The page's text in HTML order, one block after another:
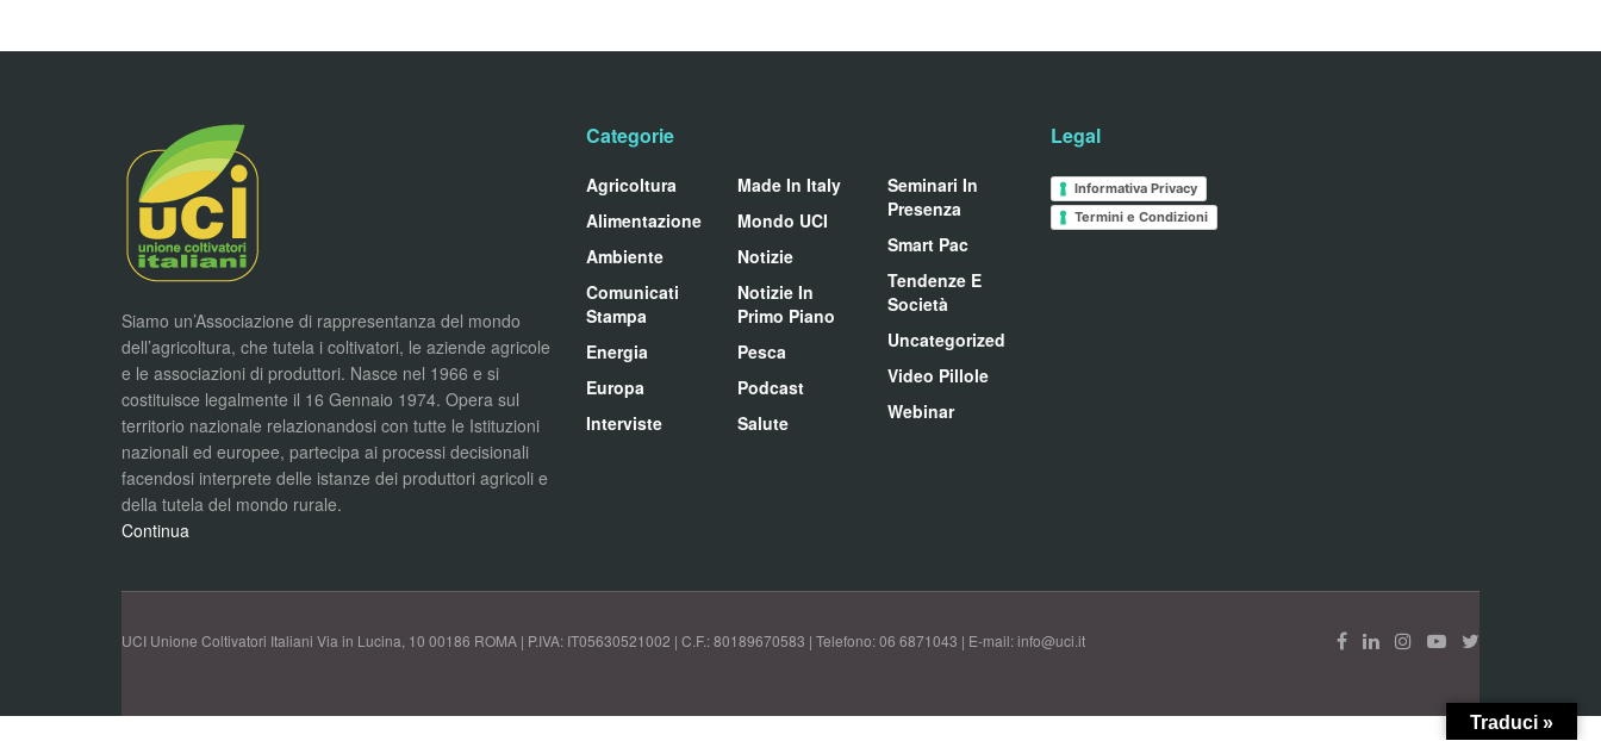
Siamo un’Associazione di rappresentanza del mondo
dell’agricoltura, che tutela i coltivatori, le aziende agricole
e le associazioni di produttori. Nasce nel 1966 e si
costituisce legalmente il 16 Gennaio 1974. Opera sul
territorio nazionale relazionandosi con tutte le Istituzioni
nazionali ed europee, partecipa ai processi decisionali
facendosi interprete delle istanze dei produttori agricoli e
della tutela del mondo rurale.
Continua
Categorie
Agricoltura
Alimentazione
Ambiente
Comunicati
Stampa
Energia
Europa
Interviste
Made In Italy
Mondo UCI
Notizie
Notizie In
Primo Piano
Pesca
Podcast
Salute
Seminari In
Presenza
Smart Pac
Tendenze E
Società
Uncategorized
Video Pillole
Webinar
Legal
Informativa Privacy
Termini e Condizioni
UCI Unione Coltivatori Italiani Via in Lucina, 10 00186 ROMA | P.IVA: IT05630521002 | C.F.: 80189670583 | Telefono: 06 6871043 | E-mail: info@uci.it
Traduci »